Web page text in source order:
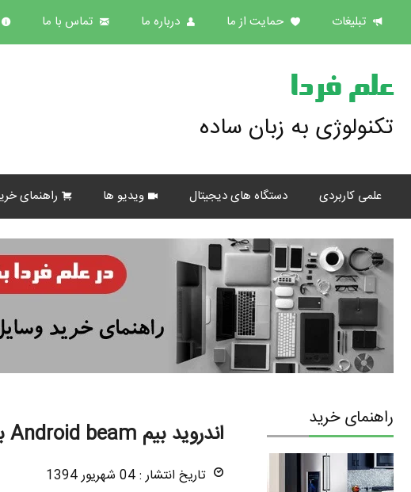
تبلیغات حمایت از ما درباره ما تماس با ما
علم فردا
تکنولوژی به زبان ساده
علمی کاربردی دستگاه های دیجیتال ویدیو ها راهنمای
راهنمای خرید
اندروید بیم Android beam برنامه انتقال فایل با NFC
تاریخ انتشار : 04 شهریور 1394